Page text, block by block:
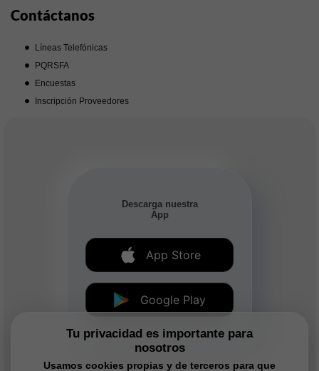
Tu privacidad es importante para
nosotros
Usamos cookies propias y de terceros para que
Contáctanos
Líneas Telefónicas
PQRSFA
Encuestas
Inscripción Proveedores
Descarga nuestra
App
App Store
Google Play